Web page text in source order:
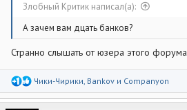
Злобный Критик написал(а):
А зачем вам дцать банков?
Странно слышать от юзера этого форума
Р
а
Чики-Чирики, Bankov и Companyon